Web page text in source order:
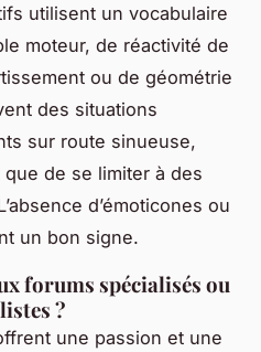
utilisent un vocabulaire
moteur, de réactivité de
ou de géométrie
des situations
sur route sinueuse,
de se limiter à des
d’émoticones ou
un bon signe.
forums spécialisés ou
?
une passion et une